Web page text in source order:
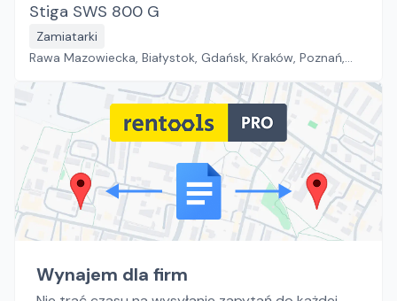
Stiga SWS 800 G
Zamiatarki
Rawa Mazowiecka, Białystok, Gdańsk, Kraków, Poznań,
Płock, Jawor, Pabianice, Suchy Las, Zielona Góra
Wynajem dla firm